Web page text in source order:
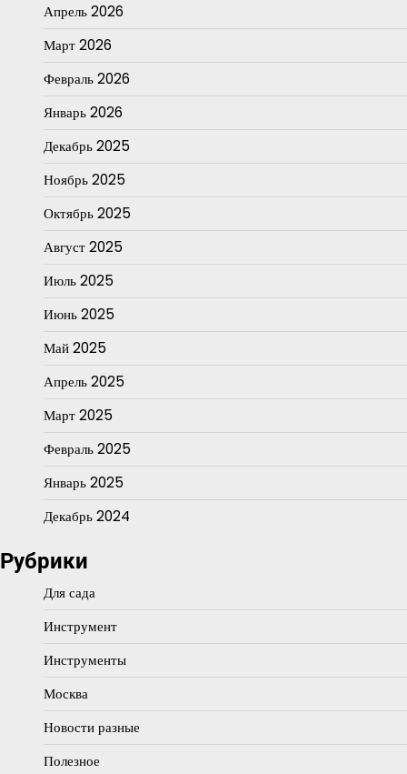
Апрель 2026
Март 2026
Февраль 2026
Январь 2026
Декабрь 2025
Ноябрь 2025
Октябрь 2025
Август 2025
Июль 2025
Июнь 2025
Май 2025
Апрель 2025
Март 2025
Февраль 2025
Январь 2025
Декабрь 2024
Рубрики
Для сада
Инструмент
Инструменты
Москва
Новости разные
Полезное